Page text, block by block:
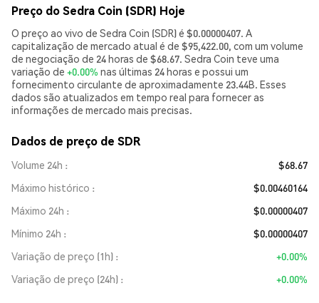
Preço do Sedra Coin (SDR) Hoje
O preço ao vivo de Sedra Coin (SDR) é $0.00000407. A
capitalização de mercado atual é de $95,422.00, com um volume
de negociação de 24 horas de $68.67. Sedra Coin teve uma
variação de +0.00% nas últimas 24 horas e possui um
fornecimento circulante de aproximadamente 23.44B. Esses
dados são atualizados em tempo real para fornecer as
informações de mercado mais precisas.
Dados de preço de SDR
Volume 24h
$68.67
Máximo histórico
$0.00460164
Máximo 24h
$0.00000407
Mínimo 24h
$0.00000407
Variação de preço (1h)
+0.00%
Variação de preço (24h)
+0.00%